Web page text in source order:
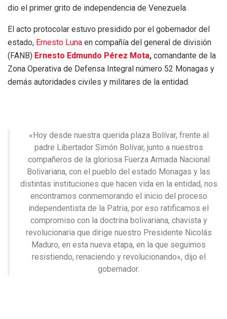
dio el primer grito de independencia de Venezuela.
El acto protocolar estuvo presidido por el gobernador del
estado, Ernesto Luna en compañía del general de división
(FANB) Ernesto Edmundo Pérez Mota, comandante de la
Zona Operativa de Defensa Integral número 52 Monagas y
demás autoridades civiles y militares de la entidad.
«Hoy desde nuestra querida plaza Bolívar, frente al
padre Libertador Simón Bolívar, junto a nuestros
compañeros de la gloriosa Fuerza Armada Nacional
Bolivariana, con el pueblo del estado Monagas y las
distintas instituciones que hacen vida en la entidad, nos
encontramos conmemorando el inicio del proceso
independentista de la Patria, por eso ratificamos el
compromiso con la doctrina bolivariana, chavista y
revolucionaria que dirige nuestro Presidente Nicolás
Maduro, en esta nueva etapa, en la que seguimos
resistiendo, renaciendo y revolucionando», dijo el
gobernador.